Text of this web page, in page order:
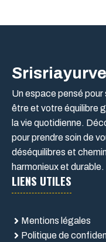
Un espace pensé
être et votre équilibre
la vie quotidienne.
pour prendre soin de
déséquilibres et
harmonieux et durable.
LIENS UTILES
Mentions légales
Politique de